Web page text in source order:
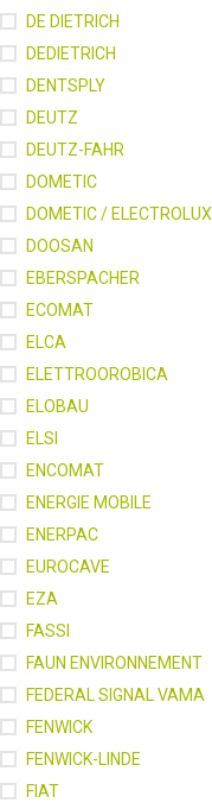
DE DIETRICH
DEDIETRICH
DENTSPLY
DEUTZ
DEUTZ-FAHR
DOMETIC
DOMETIC / ELECTROLUX
DOOSAN
EBERSPACHER
ECOMAT
ELCA
ELETTROOROBICA
ELOBAU
ELSI
ENCOMAT
ENERGIE MOBILE
ENERPAC
EUROCAVE
EZA
FASSI
FAUN ENVIRONNEMENT
FEDERAL SIGNAL VAMA
FENWICK
FENWICK-LINDE
FIAT